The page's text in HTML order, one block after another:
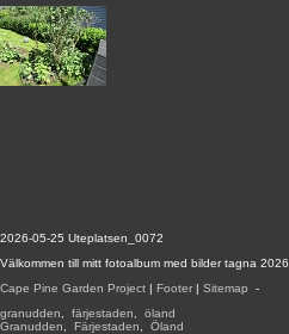
2026-05-25 Uteplatsen_0072
Välkommen till mitt fotoalbum med bilder tagna 2026.
Cape Pine Garden Project | Footer | Sitemap -
granudden
färjestaden
öland
Granudden
Färjestaden
Öland